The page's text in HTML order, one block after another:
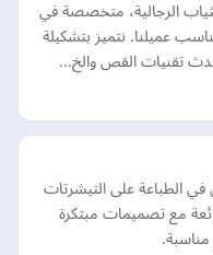
الرجالية، متخصصة في
عميلنا. نتميز بتشكيلة
تقنيات القص والخ…
الطباعة على التيشرتات
مع تصميمات مبتكرة